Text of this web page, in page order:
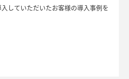
していただいたお客様の導入事例を